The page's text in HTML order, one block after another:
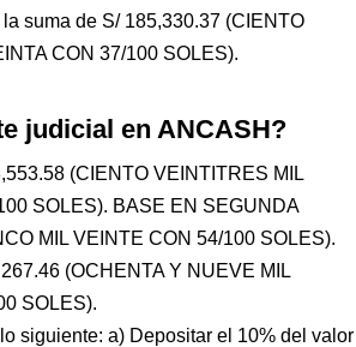
suma de S/ 185,330.37 (CIENTO
CON 37/100 SOLES).
judicial en ANCASH?
(CIENTO VEINTITRES MIL
SOLES). BASE EN SEGUNDA
MIL VEINTE CON 54/100 SOLES).
(OCHENTA Y NUEVE MIL
SOLES).
siguiente: a) Depositar el 10% del valor